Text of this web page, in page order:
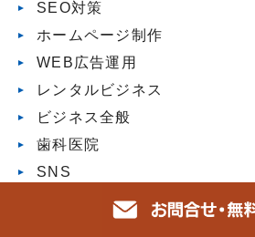
SEO対策
ホームページ制作
WEB広告運用
レンタルビジネス
ビジネス全般
歯科医院
SNS
LINEマーケティング